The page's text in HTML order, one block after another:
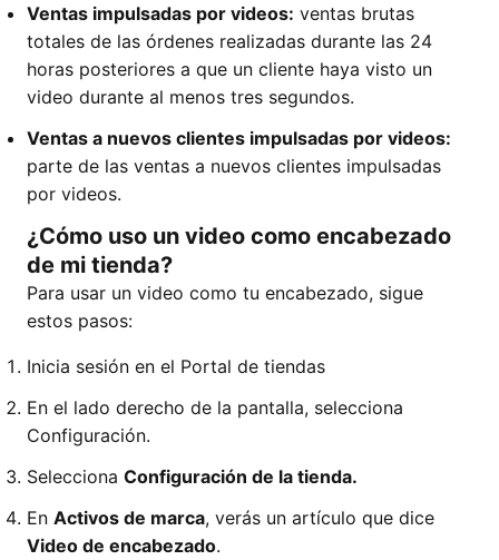
Ventas impulsadas por videos: ventas brutas
totales de las órdenes realizadas durante las 24
horas posteriores a que un cliente haya visto un
video durante al menos tres segundos.
Ventas a nuevos clientes impulsadas por videos:
parte de las ventas a nuevos clientes impulsadas
por videos.
¿Cómo uso un video como encabezado
de mi tienda?
Para usar un video como tu encabezado, sigue
estos pasos:
Inicia sesión en el Portal de tiendas
En el lado derecho de la pantalla, selecciona
Configuración.
Selecciona Configuración de la tienda.
En Activos de marca, verás un artículo que dice
Video de encabezado.